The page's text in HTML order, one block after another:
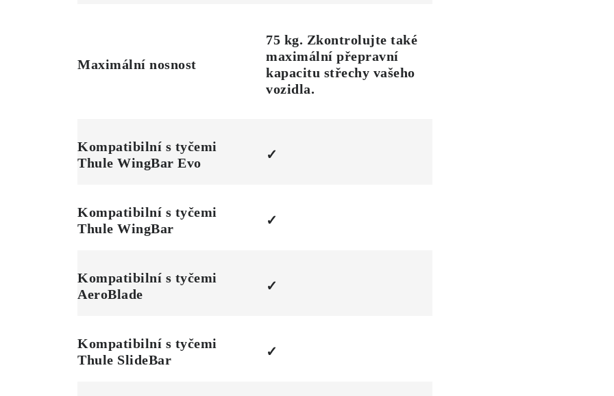
Maximální nosnost
75 kg. Zkontrolujte také
maximální přepravní
kapacitu střechy vašeho
vozidla.
Kompatibilní s tyčemi
Thule WingBar Evo
✓
Kompatibilní s tyčemi
Thule WingBar
✓
Kompatibilní s tyčemi
AeroBlade
✓
Kompatibilní s tyčemi
Thule SlideBar
✓